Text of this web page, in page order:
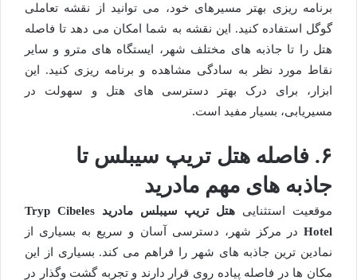
برنامه ریزی بهتر مسیرهای خود، می توانید از نقشه تعاملی
گوگل استفاده کنید. این نقشه به شما امکان می دهد تا فاصله
هتل را تا جاذبه های مختلف شهر، ایستگاه های مترو و سایر
نقاط مورد نظر به سادگی مشاهده و برنامه ریزی کنید. این
ابزار، برای درک بهتر دسترسی های هتل و سهولت در
مسیریابی، بسیار مفید است.
۶. فاصله هتل تریپ سیبلس تا
جاذبه های مهم مادرید
موقعیت استثنایی
هتل تریپ سیبلس مادرید Tryp Cibeles
Hotel در مرکز شهر، دسترسی آسان و سریع به بسیاری از
نمادین ترین جاذبه های شهر را فراهم می کند. بسیاری از این
مکان ها در فاصله پیاده روی قرار دارند و تجربه گشت وگذار در